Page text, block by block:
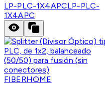
LP-PLC-1X4APCLP-PLC-
1X4APC
FIBERHOME